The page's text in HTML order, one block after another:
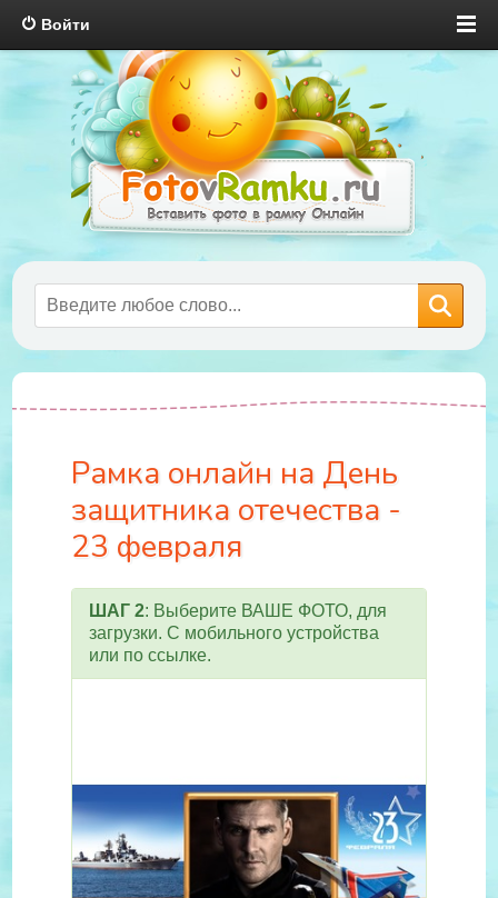
Войти
Рамка онлайн на День
защитника отечества -
23 февраля
ШАГ 2: Выберите ВАШЕ ФОТО, для
загрузки. С мобильного устройства
или по ссылке.